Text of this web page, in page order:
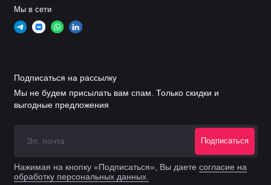
Мы в сети
Подписаться на рассылку
Мы не будем присылать вам спам. Только скидки и
выгодные предложения
Подписаться
Нажимая на кнопку «Подписаться», Вы даете согласие на
обработку персональных данных.